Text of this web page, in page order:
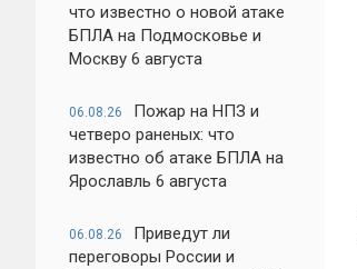
что известно о новой атаке
БПЛА на Подмосковье и
Москву 6 августа
06.08.26
Пожар на НПЗ и
четверо раненых: что
известно об атаке БПЛА на
Ярославль 6 августа
06.08.26
Приведут ли
переговоры России и